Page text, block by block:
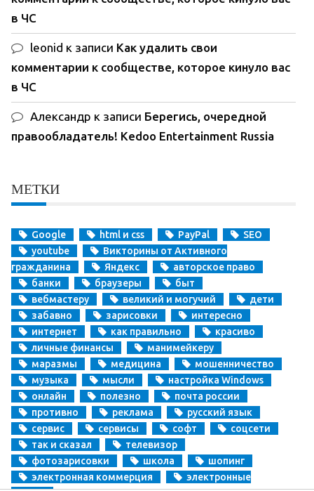
в ЧС
leonid к записи Как удалить свои
комментарии к сообществе, которое кинуло вас
в ЧС
Александр к записи Берегись, очередной
правообладатель! Kedoo Entertainment Russia
МЕТКИ
Google html и css PayPal
SEO
youtube
Викторины от Активного
гражданина
Яндекс
авторское право
банки
браузеры
быт
вебмастеру
великий и могучий
дети
забавно
зарисовки
интересно
интернет
как правильно
красиво
личные финансы
манимейкеру
маразмы
медицина
мошенничество
музыка
мысли
настройка Windows
онлайн
полезно
почта россии
противно
реклама
русский язык
сервис
сервисы софт
соцсети
так и сказал
телевизор
фотозарисовки
школа
шопинг
электронная коммерция
электронные